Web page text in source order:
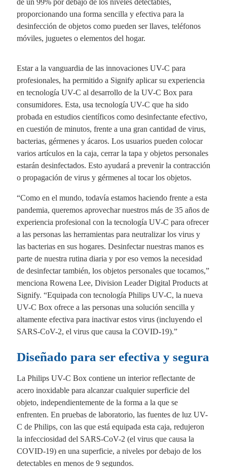
de un 99% por debajo de los niveles detectables,
proporcionando una forma sencilla y efectiva para la
desinfección de objetos como pueden ser llaves, teléfonos
móviles, juguetes o elementos del hogar.
Estar a la vanguardia de las innovaciones UV-C para
profesionales, ha permitido a Signify aplicar su experiencia
en tecnología UV-C al desarrollo de la UV-C Box para
consumidores. Esta, usa tecnología UV-C que ha sido
probada en estudios científicos como desinfectante efectivo,
en cuestión de minutos, frente a una gran cantidad de virus,
bacterias, gérmenes y ácaros. Los usuarios pueden colocar
varios artículos en la caja, cerrar la tapa y objetos personales
estarán desinfectados. Esto ayudará a prevenir la contracción
o propagación de virus y gérmenes al tocar los objetos.
“Como en el mundo, todavía estamos haciendo frente a esta
pandemia, queremos aprovechar nuestros más de 35 años de
experiencia profesional con la tecnología UV-C para ofrecer
a las personas las herramientas para neutralizar los virus y
las bacterias en sus hogares. Desinfectar nuestras manos es
parte de nuestra rutina diaria y por eso vemos la necesidad
de desinfectar también, los objetos personales que tocamos,”
menciona Rowena Lee, Division Leader Digital Products at
Signify. “Equipada con tecnología Philips UV-C, la nueva
UV-C Box ofrece a las personas una solución sencilla y
altamente efectiva para inactivar estos virus (incluyendo el
SARS-CoV-2, el virus que causa la COVID-19).”
Diseñado para ser efectiva y segura
La Philips UV-C Box contiene un interior reflectante de
acero inoxidable para alcanzar cualquier superficie del
objeto, independientemente de la forma a la que se
enfrenten. En pruebas de laboratorio, las fuentes de luz UV-
C de Philips, con las que está equipada esta caja, redujeron
la infecciosidad del SARS-CoV-2 (el virus que causa la
COVID-19) en una superficie, a niveles por debajo de los
detectables en menos de 9 segundos.